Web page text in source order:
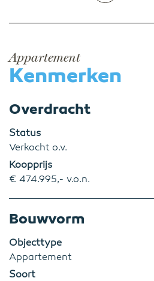
Appartement
Kenmerken
Overdracht
Status
Verkocht o.v.
Koopprijs
€ 474.995,- v.o.n.
Bouwvorm
Objecttype
Appartement
Soort